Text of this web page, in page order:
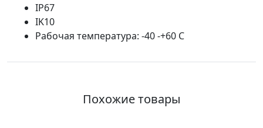
IP67
IK10
Рабочая температура: -40 -+60 С
Похожие товары